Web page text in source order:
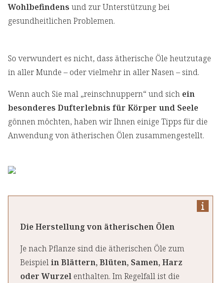
Wohlbefindens und zur Unterstützung bei
gesundheitlichen Problemen.
So verwundert es nicht, dass ätherische Öle heutzutage
in aller Munde – oder vielmehr in aller Nasen – sind.
Wenn auch Sie mal „reinschnuppern“ und sich ein
besonderes Dufterlebnis für Körper und Seele
gönnen möchten, haben wir Ihnen einige Tipps für die
Anwendung von ätherischen Ölen zusammengestellt.
Die Herstellung von ätherischen Ölen
Je nach Pflanze sind die ätherischen Öle zum
Beispielin Blättern, Blüten, Samen, Harz
oder Wurzel enthalten. Im Regelfall ist die